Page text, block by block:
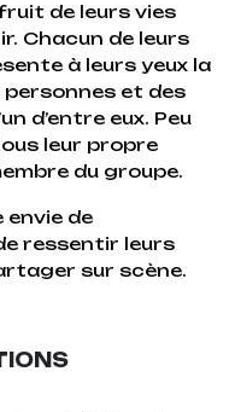
de leurs vies
Chacun de leurs
à leurs yeux la
personnes et des
d’entre eux. Peu
leur propre
du groupe.
de
ressentir leurs
sur scène.